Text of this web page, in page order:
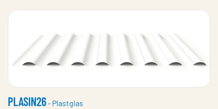
PLASIN26- Plastglas